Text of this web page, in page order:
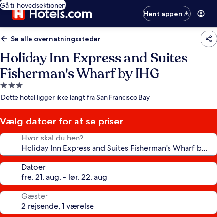
Gå til hovedsektionen
Hent appen
Se alle overnatningssteder
Holiday Inn Express and Suites
Fisherman's Wharf by IHG
3.0-
stjernet
Dette hotel ligger ikke langt fra San Francisco Bay
Vælg datoer for at se priser
Hvor skal du hen?
Datoer
Gæster